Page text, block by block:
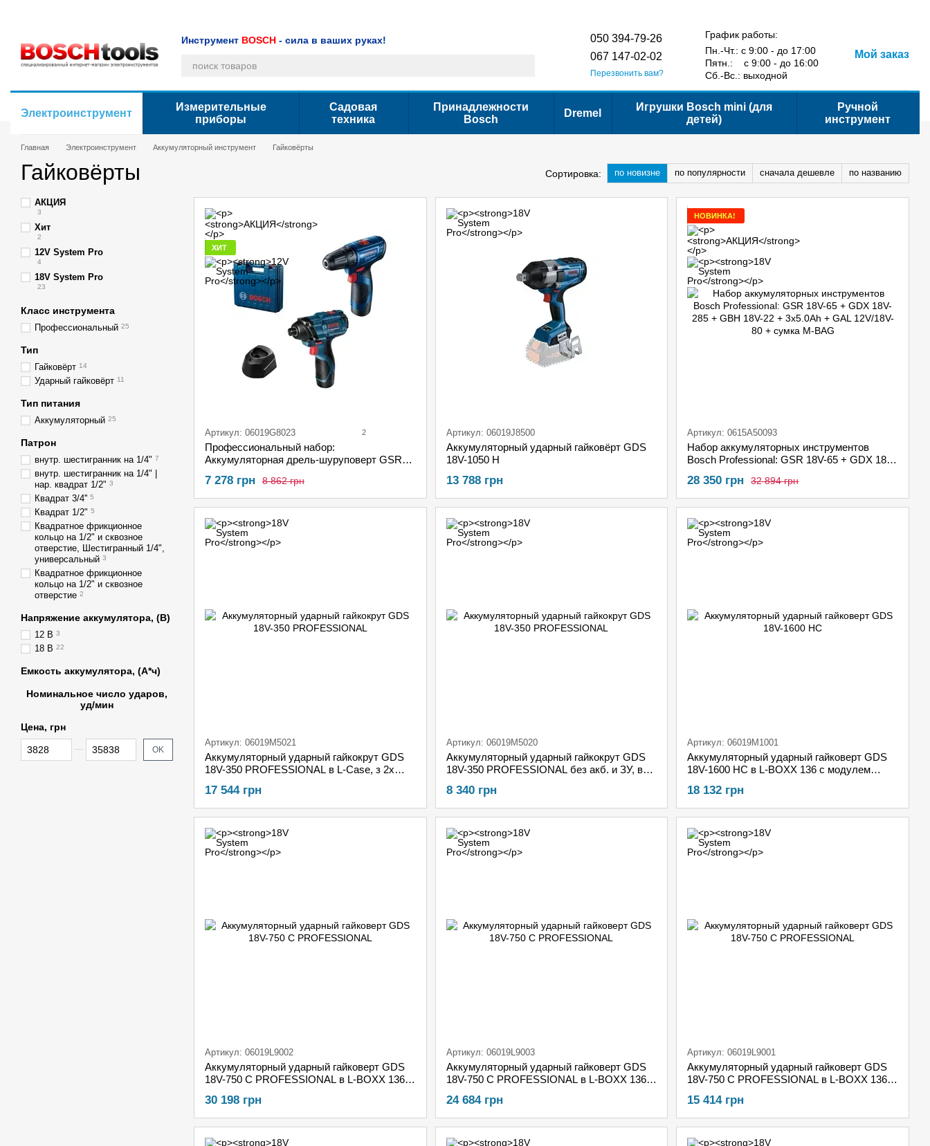
Инструмент BOSCH - сила в ваших руках!
050 394-79-26
067 147-02-02
Перезвонить вам?
График работы:
Пн.-Чт.: с 9:00 - до 17:00
Пятн.: с 9:00 - до 16:00
Сб.-Вс.: выходной
Мой заказ
Электроинструмент
Измерительные
приборы
Садовая
техника
Принадлежности
Bosch
Dremel
Игрушки Bosch mini (для
детей)
Ручной
инструмент
Главная Электроинструмент Аккумуляторный инструмент Гайковёрты
Гайковёрты Сортировка: по новизне по популярности сначала дешевле по названию
ХИТ
Артикул: 06019G8023 2
Профессиональный набор:
Аккумуляторная дрель-шуруповерт GSR
гайковерт GDR 120-LI + 2 акб GBA 12V
2.0Ah + ЗУ GAL 1210 CV в чемодане
8 862 грн
7 278 грн
Артикул: 06019J8500
Аккумуляторный ударный гайковёрт GDS
18V-1050 H
13 788 грн
НОВИНКА!
Артикул: 0615A50093
Набор аккумуляторных инструментов
Bosch Professional: GSR 18V-65 + GDX 18V-
12V/18V-80 + сумка M-BAG
32 894 грн
28 350 грн
Артикул: 06019M5021
Аккумуляторный ударный гайкокрут GDS
18V-350 PROFESSIONAL в L-Case, з 2х
17 544 грн
Артикул: 06019M5020
Аккумуляторный ударный гайкокрут GDS
18V-350 PROFESSIONAL без акб. и ЗУ, в
8 340 грн
Артикул: 06019M1001
Аккумуляторный ударный гайковерт GDS
18V-1600 HC в L-BOXX 136 с модулем
18 132 грн
Артикул: 06019L9002
Аккумуляторный ударный гайковерт GDS
18V-750 C PROFESSIONAL в L-BOXX 136 +
Bluetooth
30 198 грн
Артикул: 06019L9003
Аккумуляторный ударный гайковерт GDS
18V-750 C PROFESSIONAL в L-BOXX 136 +
24 684 грн
Артикул: 06019L9001
Аккумуляторный ударный гайковерт GDS
18V-750 C PROFESSIONAL в L-BOXX 136 +
15 414 грн
АКЦИЯ
3
Хит
2
12V System Pro
4
18V System Pro
23
Класс инструмента
Профессиональный 25
Тип
Гайковёрт 14
Ударный гайковёрт 11
Тип питания
Аккумуляторный 25
Патрон
внутр. шестигранник на 1/4" 7
внутр. шестигранник на 1/4" |
нар. квадрат 1/2" 3
Квадрат 3/4'' 5
Квадрат 1/2" 5
Квадратное фрикционное
кольцо на 1/2" и сквозное
отверстие, Шестигранный 1/4",
универсальный 3
Квадратное фрикционное
кольцо на 1/2" и сквозное
отверстие 2
Напряжение аккумулятора, (В)
12 В 3
18 В 22
Емкость аккумулятора, (А*ч)
Номинальное число ударов,
уд/мин
Цена, грн
От Цена, грн
До Цена, грн OK